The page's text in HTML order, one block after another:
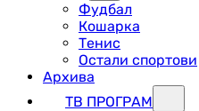
Фудбал
Кошарка
Тенис
Остали спортови
Архива
ТВ ПРОГРАМ